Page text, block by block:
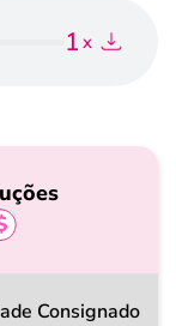
1 x
Consignado